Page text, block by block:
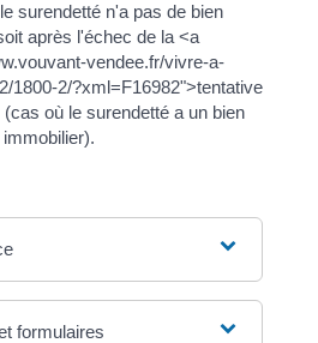
surendetté n'a pas de bien
après l'échec de la <a
vendee.fr/vivre-a-
1800-2/?xml=F16982">tentative
où le surendetté a un bien
immobilier).
formulaires